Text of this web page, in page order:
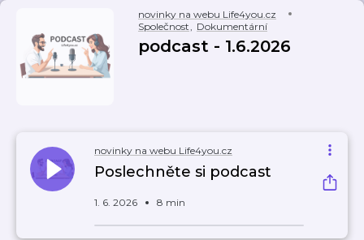
novinky na webu Life4you.cz
Společnost, Dokumentární
podcast - 1.6.2026
novinky na webu Life4you.cz
Poslechněte si podcast
1. 6. 2026 8 min